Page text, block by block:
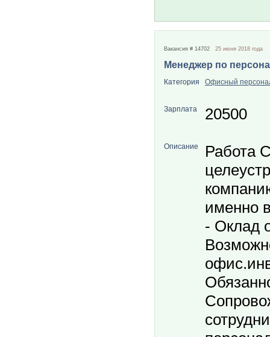
Вакансия # 14702 25 июня 2018 года
Менеджер по
Категория Офисный
Зарплата 20500
Описание
Работа
именно
- Оклад